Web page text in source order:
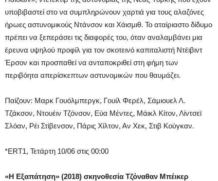
υποβιβαστεί στο να συμπληρώνουν χαρτιά για τους αλαζόνες
ήρωες αστυνομικούς Ντάνσον και Χάισμιθ. Το αταίριαστο δίδυμο
πρέπει να ξεπεράσει τις διαφορές του, όταν αναλαμβάνει μια
έρευνα υψηλού προφίλ για τον σκοτεινό καπιταλιστή Ντέιβιντ
Έρσον και προσπαθεί να ανταποκριθεί στη φήμη των
περιβόητα απερίσκεπτων αστυνομικών που θαυμάζει.
Παίζουν: Μαρκ Γουόλμπεργκ, Γουίλ Φερέλ, Σάμιουελ Λ.
Τζάκσον, Ντουέιν Τζόνσον, Εύα Μέντες, Μάικλ Κίτον, Λίντσεϊ
Σλόαν, Ρέι Στίβενσον, Πάρις Χίλτον, Αν Χεκ, Στιβ Κούγκαν.
*ERT1, Τετάρτη 10/06 στις 00:00
«Η Εξαπάτηση» (2018) σκηνοθεσία Τζόναθαν Μπέικερ